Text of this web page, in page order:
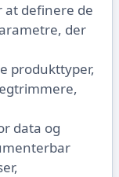
at definere de
der
produkttyper,
data og